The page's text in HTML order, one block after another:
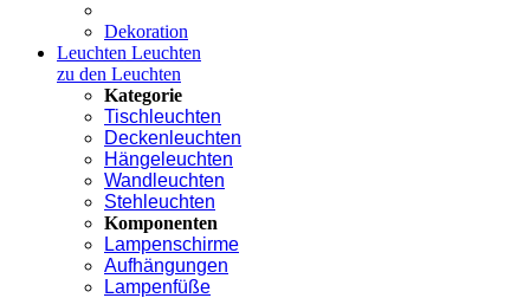
Dekoration
Leuchten Leuchten
zu den Leuchten
Kategorie
Tischleuchten
Deckenleuchten
Hängeleuchten
Wandleuchten
Stehleuchten
Komponenten
Lampenschirme
Aufhängungen
Lampenfüße